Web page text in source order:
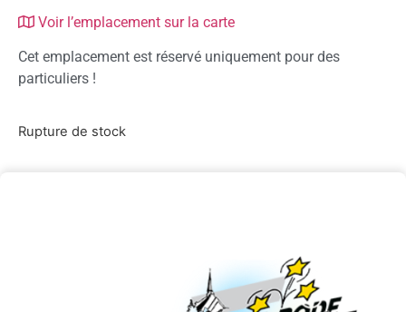
Voir l’emplacement sur la carte
Cet emplacement est réservé uniquement pour des
particuliers !
Rupture de stock